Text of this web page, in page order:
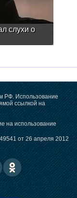
слухи о
РФ. Использование
ссылкой на
на использование
от 26 апреля 2012